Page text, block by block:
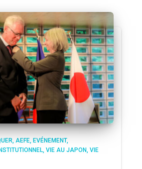
AEFE EVÉNEMENT
VIE AU JAPON VIE